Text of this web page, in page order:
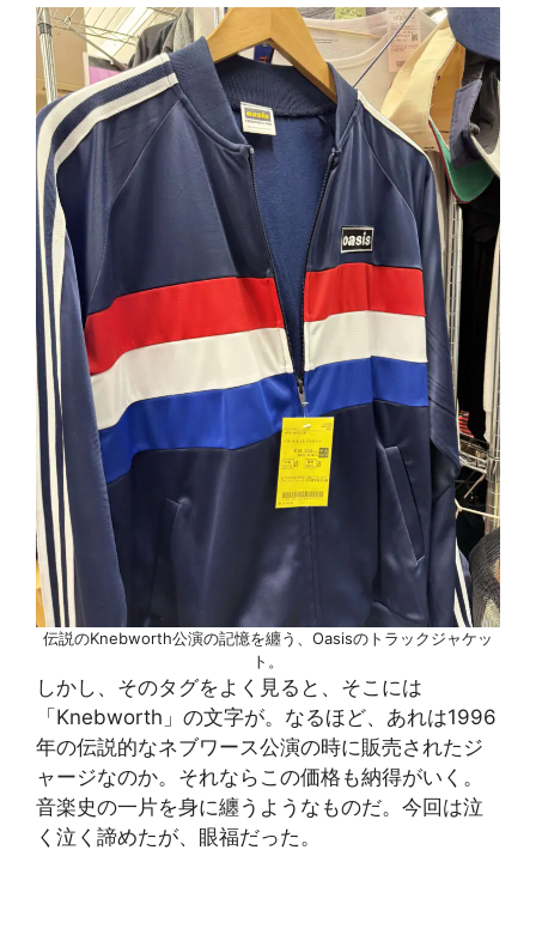
伝説のKnebworth公演の記憶を纏う、Oasisのトラックジャケッ
ト。
しかし、そのタグをよく見ると、そこには
「Knebworth」の文字が。なるほど、あれは1996
年の伝説的なネブワース公演の時に販売されたジ
ャージなのか。それならこの価格も納得がいく。
音楽史の一片を身に纏うようなものだ。今回は泣
く泣く諦めたが、眼福だった。